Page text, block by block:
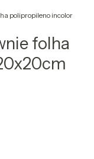
polipropileno incolor
folha